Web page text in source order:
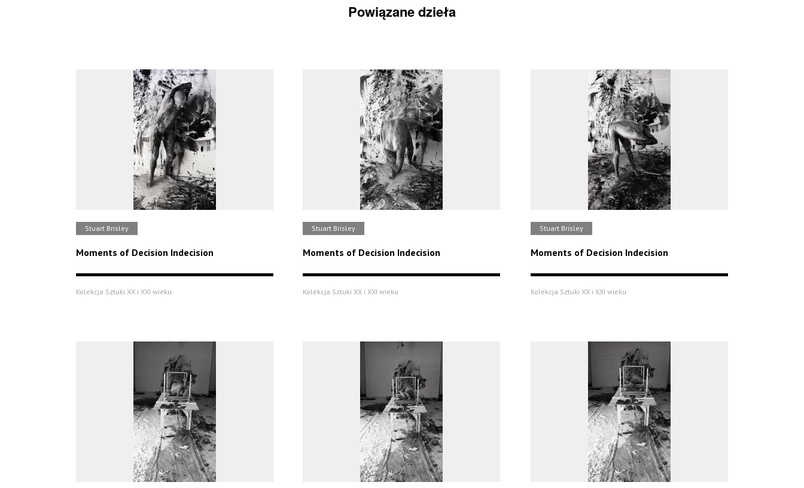
Powiązane dzieła
Stuart Brisley
Moments of Decision Indecision
Kolekcja Sztuki XX i XXI wieku
Stuart Brisley
Moments of Decision Indecision
Kolekcja Sztuki XX i XXI wieku
Stuart Brisley
Moments of Decision Indecision
Kolekcja Sztuki XX i XXI wieku